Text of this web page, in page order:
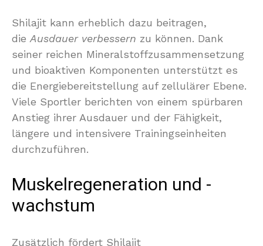
Shilajit kann erheblich dazu beitragen,
die Ausdauer verbessern zu können. Dank
seiner reichen Mineralstoffzusammensetzung
und bioaktiven Komponenten unterstützt es
die Energiebereitstellung auf zellulärer Ebene.
Viele Sportler berichten von einem spürbaren
Anstieg ihrer Ausdauer und der Fähigkeit,
längere und intensivere Trainingseinheiten
durchzuführen.
Muskelregeneration und -
wachstum
Zusätzlich fördert Shilajit